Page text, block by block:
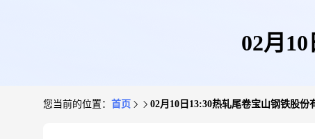
02月
您当前的位置： 首页 02月10日13:30热轧尾卷宝山钢铁股份